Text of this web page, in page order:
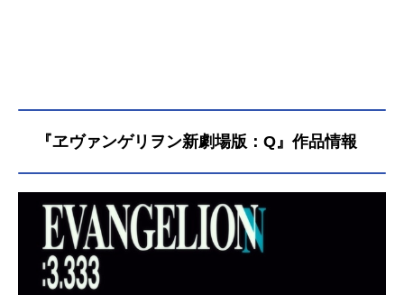
『ヱヴァンゲリヲン新劇場版：Q』作品情報